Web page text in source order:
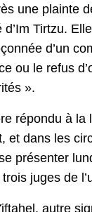
une plainte
d’Im Tirtzu.
d’un
ou le refus
».
répondu à la
et dans les
présenter
juges de
autre